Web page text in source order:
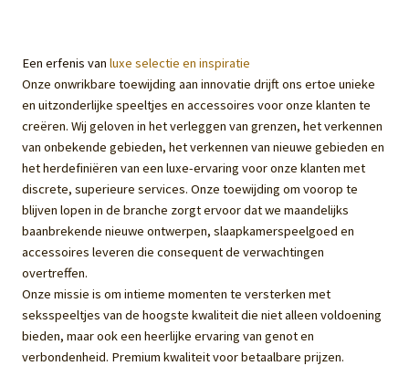
Een erfenis van luxe selectie en inspiratie
Onze onwrikbare toewijding aan innovatie drijft ons ertoe unieke
en uitzonderlijke speeltjes en accessoires voor onze klanten te
creëren. Wij geloven in het verleggen van grenzen, het verkennen
van onbekende gebieden, het verkennen van nieuwe gebieden en
het herdefiniëren van een luxe-ervaring voor onze klanten met
discrete, superieure services. Onze toewijding om voorop te
blijven lopen in de branche zorgt ervoor dat we maandelijks
baanbrekende nieuwe ontwerpen, slaapkamerspeelgoed en
accessoires leveren die consequent de verwachtingen
overtreffen.
Onze missie is om intieme momenten te versterken met
seksspeeltjes van de hoogste kwaliteit die niet alleen voldoening
bieden, maar ook een heerlijke ervaring van genot en
verbondenheid. Premium kwaliteit voor betaalbare prijzen.